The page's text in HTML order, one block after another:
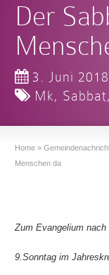
Der
3. Juni 2018
Mk, Sabbat,
Home »
Menschen da
Zum Evangelium
9.Sonntag im